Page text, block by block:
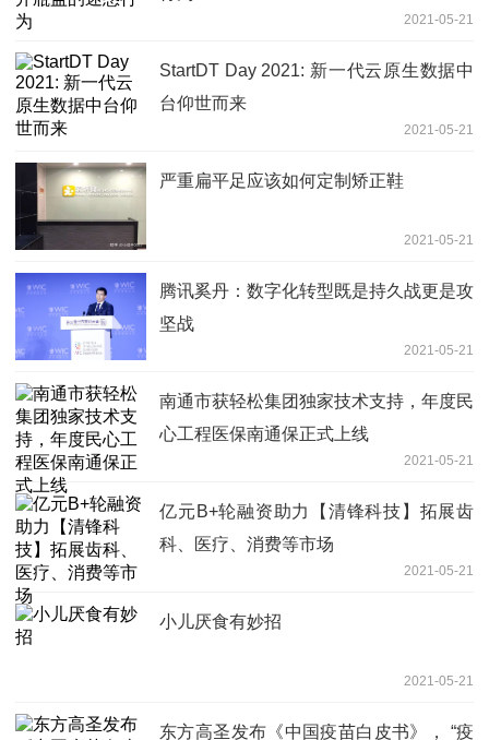
2021-05-21
StartDT Day 2021: 新一代云原生数据中
台仰世而来
2021-05-21
严重扁平足应该如何定制矫正鞋
2021-05-21
腾讯奚丹：数字化转型既是持久战更是攻
坚战
2021-05-21
南通市获轻松集团独家技术支持，年度民
心工程医保南通保正式上线
2021-05-21
亿元B+轮融资助力【清锋科技】拓展齿
科、医疗、消费等市场
2021-05-21
小儿厌食有妙招
2021-05-21
东方高圣发布《中国疫苗白皮书》， “疫